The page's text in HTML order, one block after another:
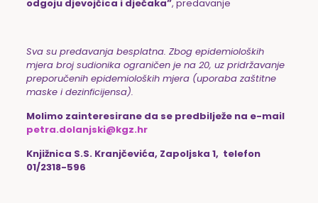
odgoju djevojčica i dječaka”, predavanje
Sva su predavanja besplatna. Zbog epidemioloških
mjera broj sudionika ograničen je na 20, uz pridržavanje
preporučenih epidemioloških mjera (uporaba zaštitne
maske i dezinficijensa).
Molimo zainteresirane da se predbilježe na e-mail
petra.dolanjski@kgz.hr
Knjižnica S.S. Kranjčevića, Zapoljska 1, telefon
01/2318-596